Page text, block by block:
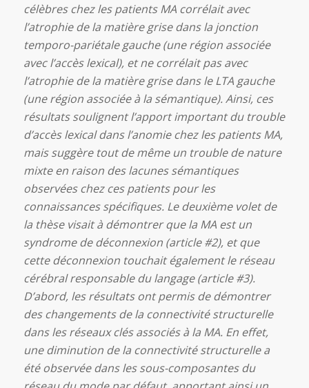
célèbres chez les patients MA corrélait avec
l’atrophie de la matière grise dans la jonction
temporo-pariétale gauche (une région associée
avec l’accès lexical), et ne corrélait pas avec
l’atrophie de la matière grise dans le LTA gauche
(une région associée à la sémantique). Ainsi, ces
résultats soulignent l’apport important du trouble
d’accès lexical dans l’anomie chez les patients MA,
mais suggère tout de même un trouble de nature
mixte en raison des lacunes sémantiques
observées chez ces patients pour les
connaissances spécifiques. Le deuxième volet de
la thèse visait à démontrer que la MA est un
syndrome de déconnexion (article #2), et que
cette déconnexion touchait également le réseau
cérébral responsable du langage (article #3).
D’abord, les résultats ont permis de démontrer
des changements de la connectivité structurelle
dans les réseaux clés associés à la MA. En effet,
une diminution de la connectivité structurelle a
été observée dans les sous-composantes du